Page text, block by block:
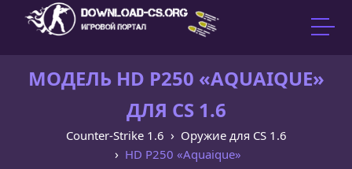
МОДЕЛЬ HD P250 «AQUAIQUE»
ДЛЯ CS 1.6
Counter-Strike 1.6
Оружие для CS 1.6
HD P250 «Aquaique»